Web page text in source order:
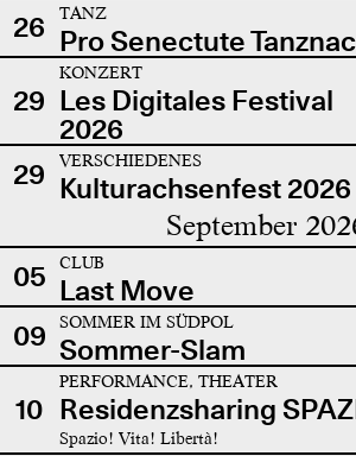
26
TANZ
Pro Senectute
29
KONZERT
Les Digitales Festival
2026
29 VERSCHIEDENES
Kulturachsenfest 2026
September
05 CLUB
Last Move
09
SOMMER IM SÜDPOL
Sommer-Slam
10
PERFORMANCE, THEATER
Residenzsharing
Spazio! Vita! Libertà!